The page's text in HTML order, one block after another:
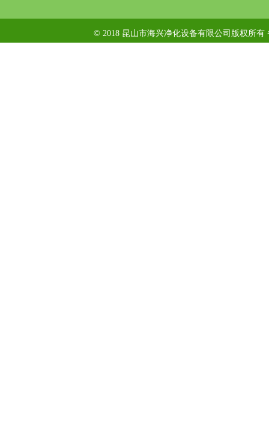
© 2018 昆山市海兴净化设备有限公司版权所有